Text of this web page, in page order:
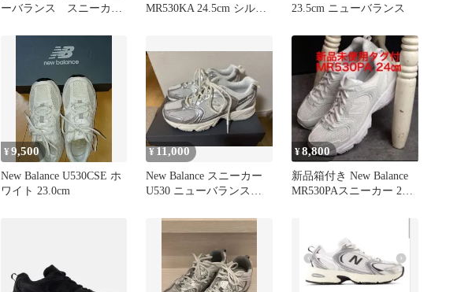
ーバランス スニーカ
バー
MR530KA 24.5cm シルバ
23.5cm ニューバランス
¥9,500
New Balance U530CSE ホ
ワイト 23.0cm
¥ 11,000
New Balance スニーカー
U530 ニューバランス
¥8,800
新品箱付き New Balance
MR530PAスニーカー 24